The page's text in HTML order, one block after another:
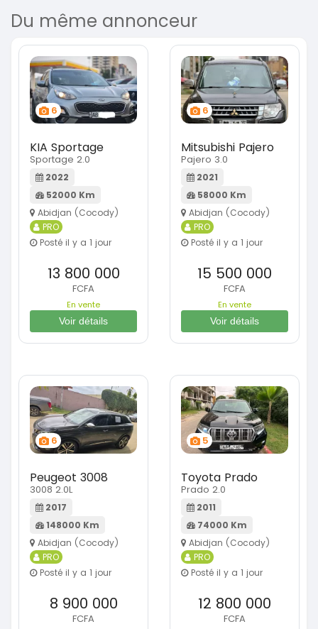
Du même annonceur
6
KIA Sportage
Sportage 2.0
2022
52000 Km
Abidjan (Cocody)
PRO
Posté il y a 1 jour
13 800 000
FCFA
En vente
Voir détails
6
Mitsubishi Pajero
Pajero 3.0
2021
58000 Km
Abidjan (Cocody)
PRO
Posté il y a 1 jour
15 500 000
FCFA
En vente
Voir détails
6
Peugeot 3008
3008 2.0L
2017
148000 Km
Abidjan (Cocody)
PRO
Posté il y a 1 jour
8 900 000
FCFA
5
Toyota Prado
Prado 2.0
2011
74000 Km
Abidjan (Cocody)
PRO
Posté il y a 1 jour
12 800 000
FCFA